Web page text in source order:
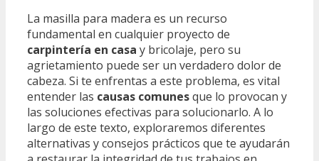
La masilla para madera es un recurso
fundamental en cualquier proyecto de
carpintería en casa y bricolaje, pero su
agrietamiento puede ser un verdadero dolor de
cabeza. Si te enfrentas a este problema, es vital
entender las causas comunesque lo provocan y
las soluciones efectivas para solucionarlo. A lo
largo de este texto, exploraremos diferentes
alternativas y consejos prácticos que te ayudarán